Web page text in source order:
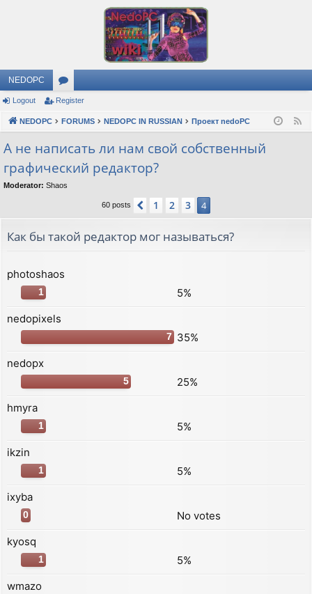
NEDOPC
or
u
s
Logout Register
NEDOPC FORUMS NEDOPC IN RUSSIAN Проект nedoPC
А не написать ли нам свой собственный
графический редактор?
Moderator: Shaos
60 posts Previous
1 2 3 4
Как бы такой редактор мог называться?
photoshaos
1
5%
nedopixels
7 35%
nedopx
5
25%
hmyra
1
5%
ikzin
1
5%
ixyba
0
No votes
kyosq
1
5%
wmazo